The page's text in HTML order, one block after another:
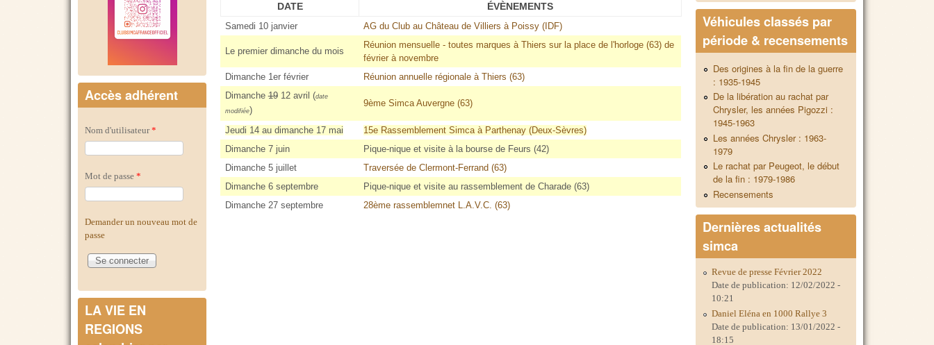
DATE ÉVÈNEMENTS
Samedi 10 janvier AG du Club au Château de Villiers à Poissy (IDF)
Le premier dimanche du mois
Réunion mensuelle - toutes marques à Thiers sur la place de l'horloge (63) de
février à novembre
Dimanche 1er février
Réunion annuelle régionale à Thiers (63)
Dimanche1912 avril (date
modifiée)
9ème Simca Auvergne (63)
Jeudi 14 au dimanche 17 mai
15e Rassemblement Simca à Parthenay (Deux-Sèvres)
Dimanche 7 juin
Pique-nique et visite à la bourse de Feurs (42)
Dimanche 5 juillet
Traversée de Clermont-Ferrand (63)
Dimanche 6 septembre
Pique-nique et visite au rassemblement de Charade (63)
Dimanche 27 septembre
28ème rassemblemnet L.A.V.C. (63)
Accès adhérent
Nom d'utilisateur*
Mot de passe *
Demander un nouveau mot de
passe
LA VIE EN
REGIONS
Véhicules classés par
période & recensements
Des origines à la fin de la guerre
: 1935-1945
De la libération au rachat par
Chrysler, les années Pigozzi :
1945-1963
Les années Chrysler : 1963-
1979
Le rachat par Peugeot, le début
de la fin : 1979-1986
Recensements
Dernières actualités
simca
Revue de presse Février 2022
Date de publication: 12/02/2022 -
10:21
Daniel Eléna en 1000 Rallye 3
Date de publication: 13/01/2022 -
18:15